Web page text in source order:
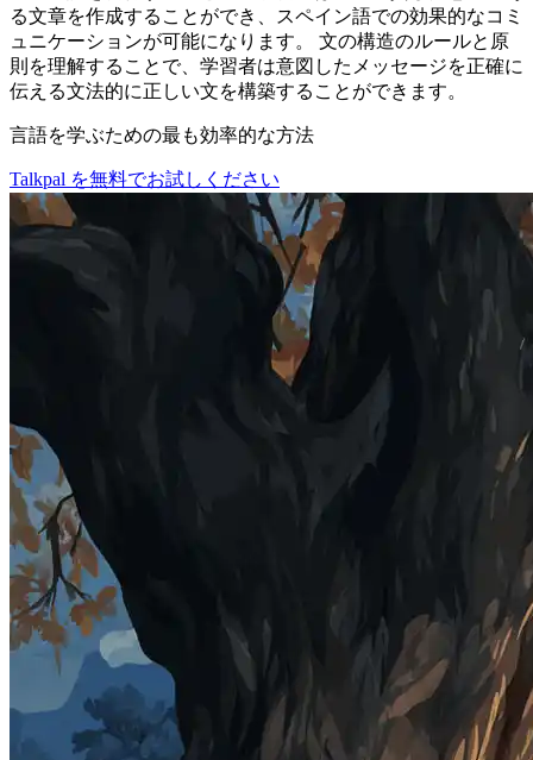
る文章を作成することができ、スペイン語での効果的なコミ
ュニケーションが可能になります。 文の構造のルールと原
則を理解することで、学習者は意図したメッセージを正確に
伝える文法的に正しい文を構築することができます。
言語を学ぶための最も効率的な方法
Talkpal を無料でお試しください